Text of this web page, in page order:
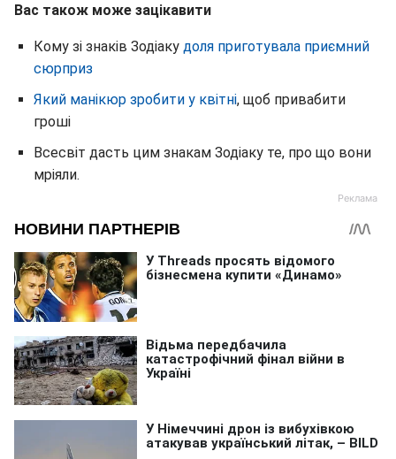
Вас також може зацікавити
Кому зі знаків Зодіаку доля приготувала приємний
сюрприз
Який манікюр зробити у квітні, щоб привабити
гроші
Всесвіт дасть цим знакам Зодіаку те, про що вони
мріяли.